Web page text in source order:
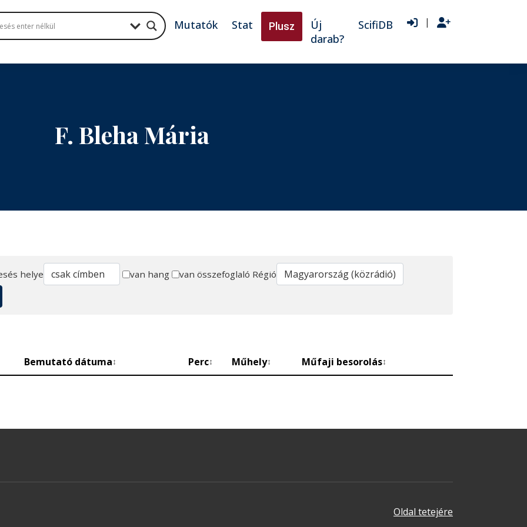
Mutatók Stat Plusz
Új
darab?
ScifiDB |
F. Bleha Mária
helye van hang van összefoglaló Régió
Bemutató dátuma↕ Perc↕ Műhely↕ Műfaji besorolás↕
Oldal tetejére